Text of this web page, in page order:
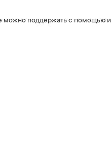
можно поддержать с помощью